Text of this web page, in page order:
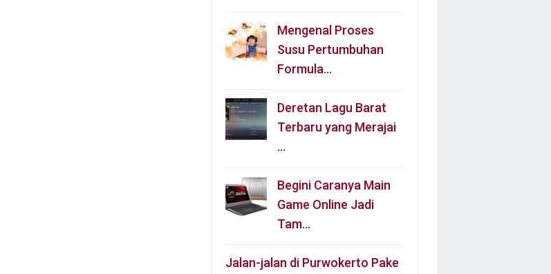
Mengenal Proses
Susu Pertumbuhan
Formula…
Deretan Lagu Barat
Terbaru yang Merajai
…
Begini Caranya Main
Game Online Jadi
Tam…
Jalan-jalan di Purwokerto Pake